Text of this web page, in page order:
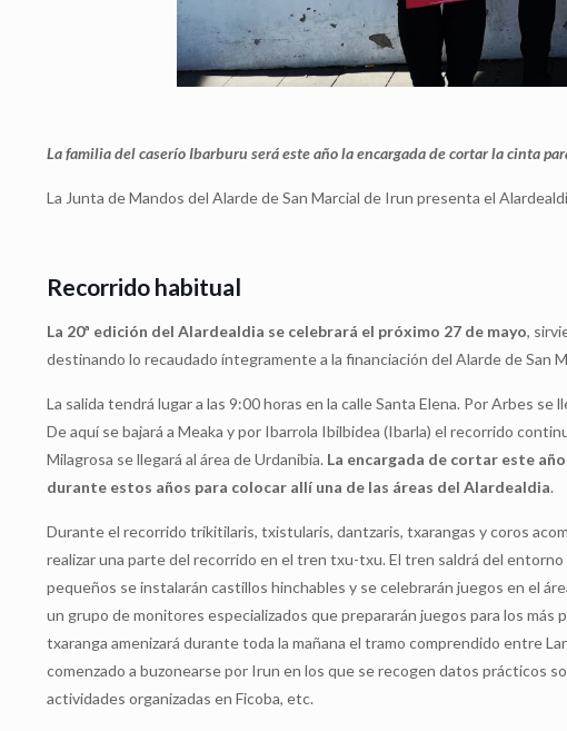
La familia del caserío Ibarburu será este año la encargada de cortar la cinta
La Junta de Mandos del Alarde de San Marcial de Irun presenta el
Recorrido habitual
La 20ª edición del Alardealdia se celebrará el próximo 27 de mayo,
destinando lo recaudado íntegramente a la financiación del Alarde de San
La salida tendrá lugar a las 9:00 horas en la calle Santa Elena. Por Arbes
De aquí se bajará a Meaka y por Ibarrola Ibilbidea (Ibarla) el recorrido
Milagrosa se llegará al área de Urdanibia. La encargada de cortar este
durante estos años para colocar allí una de las áreas del Alardealdia.
Durante el recorrido trikitilaris, txistularis, dantzaris, txarangas y coros
realizar una parte del recorrido en el tren txu-txu. El tren saldrá del
pequeños se instalarán castillos hinchables y se celebrarán juegos en el
un grupo de monitores especializados que prepararán juegos para los
txaranga amenizará durante toda la mañana el tramo comprendido entre
comenzado a buzonearse por Irun en los que se recogen datos prácticos
actividades organizadas en Ficoba, etc.